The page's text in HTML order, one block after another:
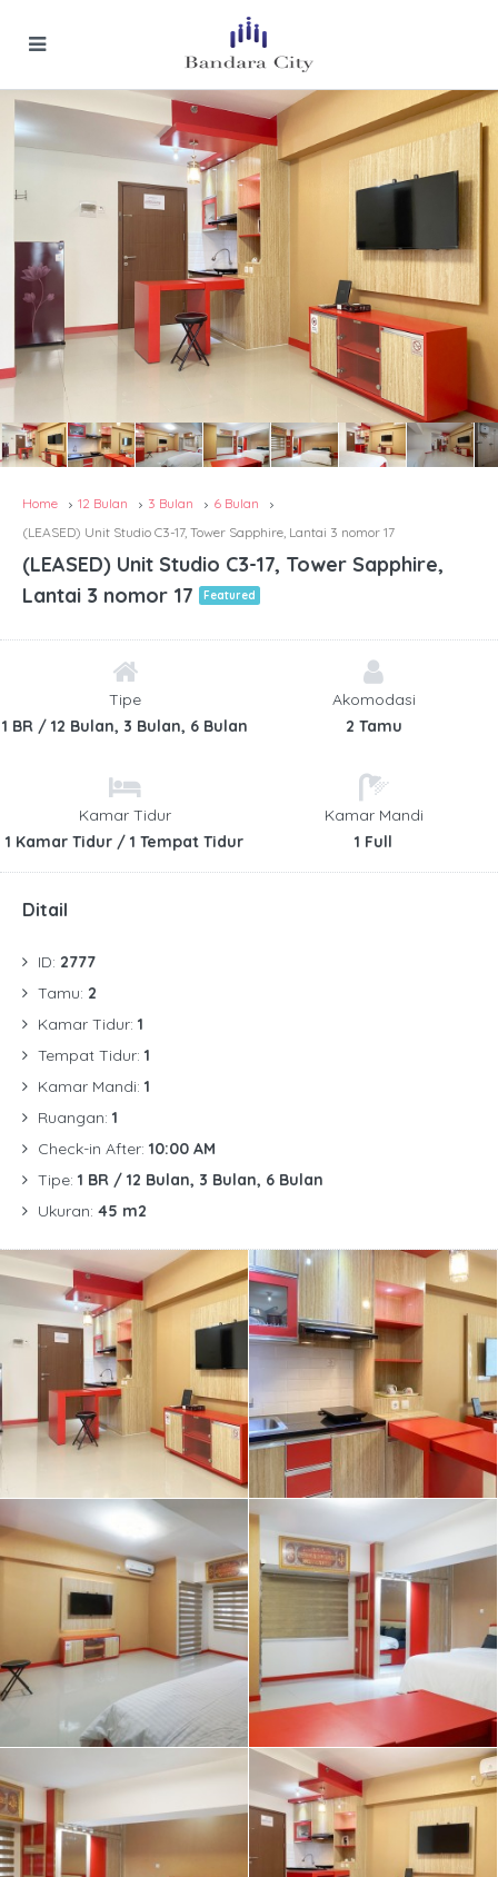
Home 12 Bulan 3 Bulan
6 Bulan
(LEASED) Unit Studio C3-17, Tower Sapphire, Lantai 3 nomor 17
(LEASED) Unit Studio C3-17, Tower Sapphire,
Lantai 3 nomor 17
Featured
Tipe
1 BR / 12 Bulan, 3 Bulan, 6 Bulan
Akomodasi
2 Tamu
Kamar Tidur
1 Kamar Tidur / 1 Tempat Tidur
Kamar Mandi
1 Full
Ditail
ID: 2777
Tamu: 2
Kamar Tidur: 1
Tempat Tidur: 1
Kamar Mandi: 1
Ruangan: 1
Check-in After: 10:00 AM
Tipe: 1 BR / 12 Bulan, 3 Bulan, 6 Bulan
Ukuran: 45 m2